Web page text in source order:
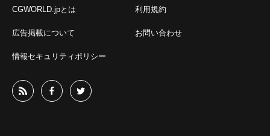
CGWORLD.jpとは 利用規約
広告掲載について お問い合わせ
情報セキュリティポリシー